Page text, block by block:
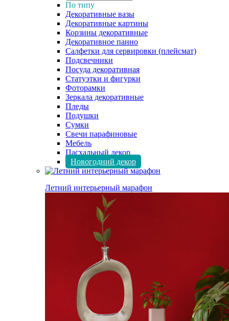
По типу
Декоративные вазы
Декоративные картины
Корзины декоративные
Декоративное панно
Салфетки для сервировки (плейсмат)
Подсвечники
Посуда декоративная
Статуэтки и фигурки
Фоторамки
Зеркала декоративные
Пледы
Подушки
Сумки
Свечи парафиновые
Мебель
Пасхальный декор
Новогодний декор
Летний интерьерный марафон